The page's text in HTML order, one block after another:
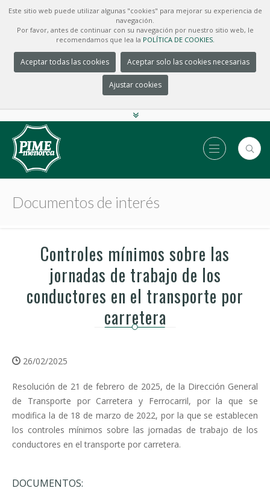
Este sitio web puede utilizar algunas "cookies" para mejorar su experiencia de
navegación.
Por favor, antes de continuar con su navegación por nuestro sitio web, le
recomendamos que lea la POLÍTICA DE COOKIES.
Aceptar todas las cookies Aceptar solo las cookies necesarias
Ajustar cookies
Documentos de interés
Controles mínimos sobre las
jornadas de trabajo de los
conductores en el transporte por
carretera
26/02/2025
Resolución de 21 de febrero de 2025, de la Dirección General
de Transporte por Carretera y Ferrocarril, por la que se
modifica la de 18 de marzo de 2022, por la que se establecen
los controles mínimos sobre las jornadas de trabajo de los
conductores en el transporte por carretera.
DOCUMENTOS: